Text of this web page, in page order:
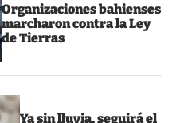
Organizaciones bahienses
marcharon contra la Ley
de Tierras
Ya sin lluvia, seguirá el